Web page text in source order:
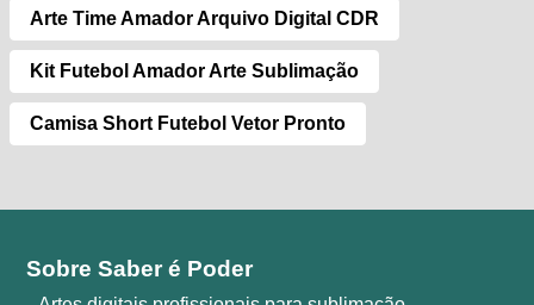
Arte Time Amador Arquivo Digital CDR
Kit Futebol Amador Arte Sublimação
Camisa Short Futebol Vetor Pronto
Sobre Saber é Poder